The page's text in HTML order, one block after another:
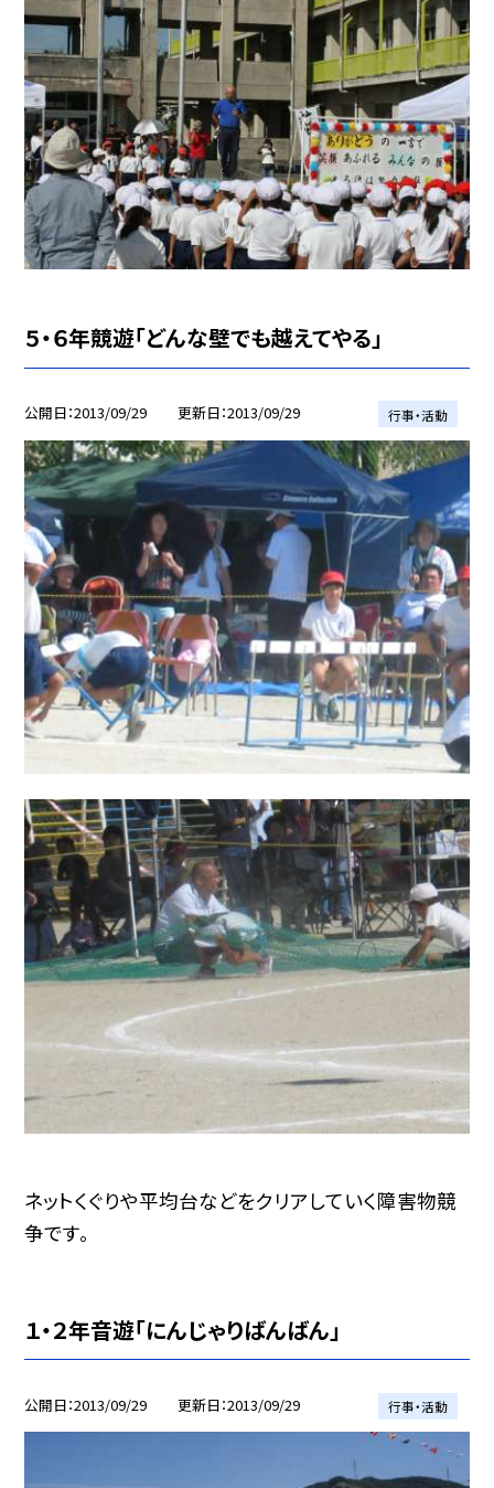
５・６年競遊「どんな壁でも越えてやる」
公開日 2013/09/29 更新日 2013/09/29 行事・活動
ネットくぐりや平均台などをクリアしていく障害物競
争です。
１・２年音遊「にんじゃりばんばん」
公開日 2013/09/29 更新日 2013/09/29 行事・活動